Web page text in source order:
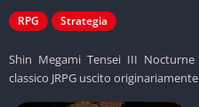
RPG Strategia
Shin Megami Tensei III
classico JRPG uscito